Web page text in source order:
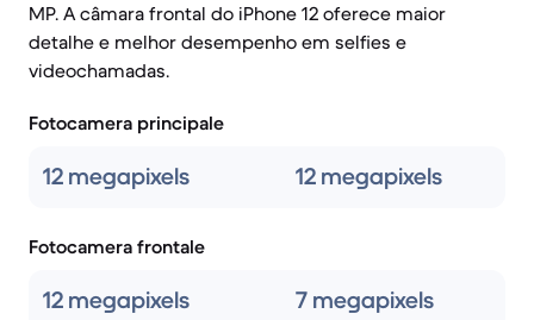
MP. A câmara frontal do iPhone 12 oferece maior
detalhe e melhor desempenho em selfies e
videochamadas.
Fotocamera principale
12 megapixels 12 megapixels
Fotocamera frontale
12 megapixels 7 megapixels